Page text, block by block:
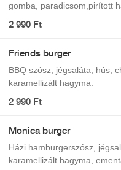
gomba, paradicsom,pirított
2 990 Ft
Friends burger
BBQ szósz, jégsaláta, hús,
karamellizált hagyma.
2 990 Ft
Monica burger
Házi hamburgerszósz,
karamellizált hagyma,